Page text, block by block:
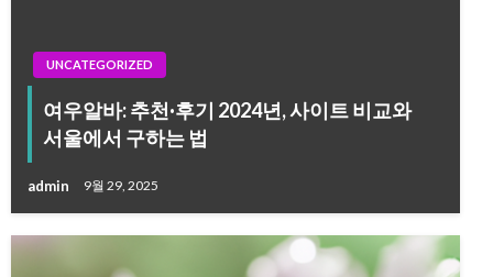
UNCATEGORIZED
여우알바: 추천·후기 2024년, 사이트 비교와
서울에서 구하는 법
admin 9월 29, 2025